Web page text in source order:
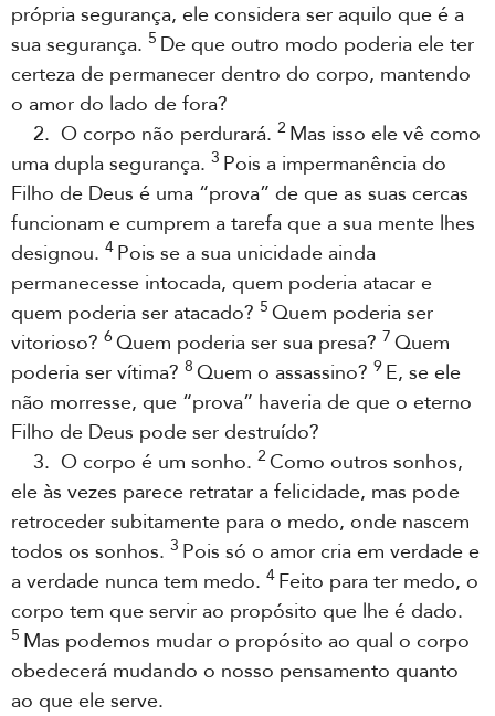
própria segurança, ele considera ser aquilo que é a
sua segurança. 5 De que outro modo poderia ele ter
certeza de permanecer dentro do corpo, mantendo
o amor do lado de fora?
2. O corpo não perdurará. 2 Mas isso ele vê como
uma dupla segurança. 3 Pois a impermanência do
Filho de Deus é uma “prova” de que as suas cercas
funcionam e cumprem a tarefa que a sua mente lhes
designou. 4 Pois se a sua unicidade ainda
permanecesse intocada, quem poderia atacar e
quem poderia ser atacado? 5 Quem poderia ser
vitorioso? 6Quem poderia ser sua presa? 7 Quem
poderia ser vítima? 8 Quem o assassino? 9 E, se ele
não morresse, que “prova” haveria de que o eterno
Filho de Deus pode ser destruído?
3. O corpo é um sonho. 2 Como outros sonhos,
ele às vezes parece retratar a felicidade, mas pode
retroceder subitamente para o medo, onde nascem
todos os sonhos. 3 Pois só o amor cria em verdade e
a verdade nunca tem medo. 4 Feito para ter medo, o
corpo tem que servir ao propósito que lhe é dado.
5 Mas podemos mudar o propósito ao qual o corpo
obedecerá mudando o nosso pensamento quanto
ao que ele serve.